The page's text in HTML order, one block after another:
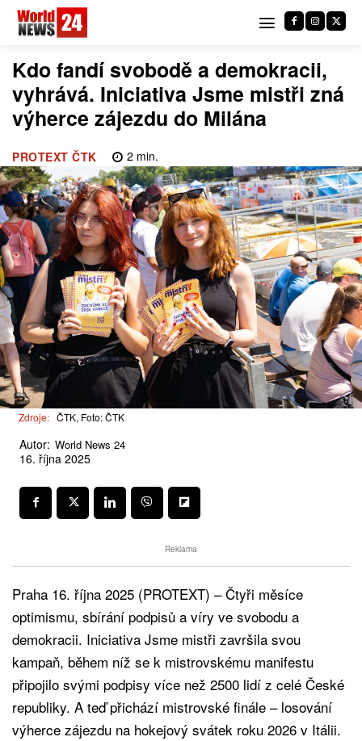
Kdo fandí svobodě a demokracii,
vyhrává. Iniciativa Jsme mistři zná
výherce zájezdu do Milána
PROTEXT ČTK 2 min.
Zdroje: ČTK, Foto: ČTK
Autor: World News 24
16. října 2025
Reklama
Praha 16. října 2025 (PROTEXT) – Čtyři měsíce
optimismu, sbírání podpisů a víry ve svobodu a
demokracii. Iniciativa Jsme mistři završila svou
kampaň, během níž se k mistrovskému manifestu
připojilo svými podpisy více než 2500 lidí z celé České
republiky. A teď přichází mistrovské finále – losování
výherce zájezdu na hokejový svátek roku 2026 v Itálii.